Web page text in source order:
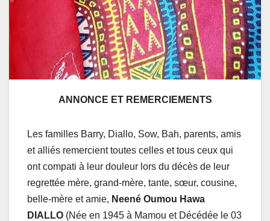
ANNONCE ET REMERCIEMENTS
Les familles Barry, Diallo, Sow, Bah, parents, amis
et alliés remercient toutes celles et tous ceux qui
ont compati à leur douleur lors du décès de leur
regrettée mère, grand-mère, tante, sœur, cousine,
belle-mère et amie, Neené Oumou Hawa
DIALLO (Née en 1945 à Mamou et Décédée le 03